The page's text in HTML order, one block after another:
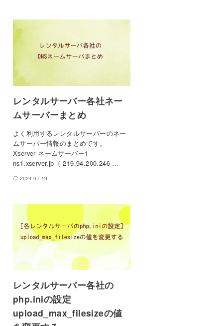
レンタルサーバー各社ネー
ムサーバーまとめ
よく利用するレンタルサーバーのネー
ムサーバー情報のまとめです。
Xserver ネームサーバー1
ns1.xserver.jp（ 219.94.200.246 …
2024-07-19
レンタルサーバー各社の
php.iniの設定
upload_max_filesizeの値